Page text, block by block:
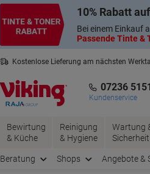
10% Rabatt
Bei einem Einkauf
Passende Tinte &
Kostenlose Lieferung am nächsten
07236
Kundenservice
Bewirtung
& Küche
Reinigung
& Hygiene
Wartung
Sicherheit
Beratung Shops Angebote &